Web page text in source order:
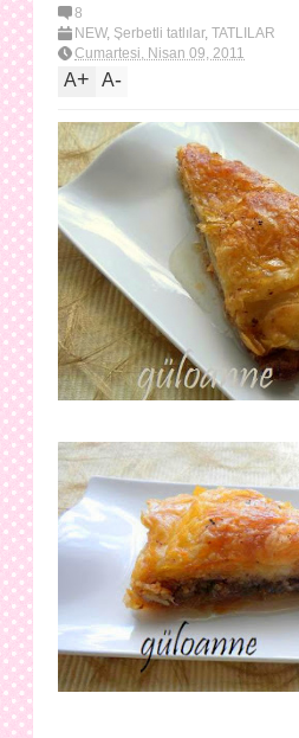
8
NEW, Şerbetli tatlılar, TATLILAR
Cumartesi, Nisan 09, 2011
A+ A-